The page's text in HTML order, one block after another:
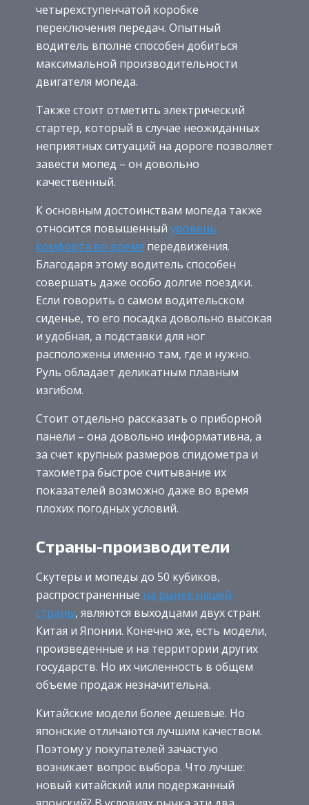
четырехступенчатой коробке
переключения передач. Опытный
водитель вполне способен добиться
максимальной производительности
двигателя мопеда.
Также стоит отметить электрический
стартер, который в случае неожиданных
неприятных ситуаций на дороге позволяет
завести мопед – он довольно
качественный.
К основным достоинствам мопеда также
относится повышенный уровень
комфорта во время передвижения.
Благодаря этому водитель способен
совершать даже особо долгие поездки.
Если говорить о самом водительском
сиденье, то его посадка довольно высокая
и удобная, а подставки для ног
расположены именно там, где и нужно.
Руль обладает деликатным плавным
изгибом.
Стоит отдельно рассказать о приборной
панели – она довольно информативна, а
за счет крупных размеров спидометра и
тахометра быстрое считывание их
показателей возможно даже во время
плохих погодных условий.
Страны-производители
Скутеры и мопеды до 50 кубиков,
распространенные на рынке нашей
страны, являются выходцами двух стран:
Китая и Японии. Конечно же, есть модели,
произведенные и на территории других
государств. Но их численность в общем
объеме продаж незначительна.
Китайские модели более дешевые. Но
японские отличаются лучшим качеством.
Поэтому у покупателей зачастую
возникает вопрос выбора. Что лучше:
новый китайский или подержанный